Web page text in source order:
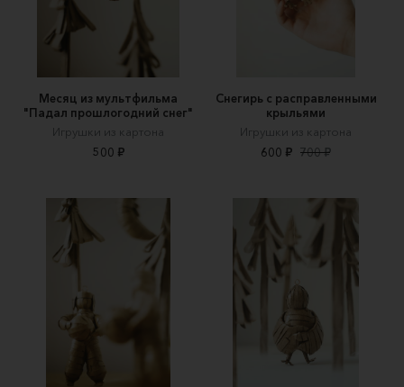
Месяц из мультфильма
"Падал прошлогодний снег"
Игрушки из картона
500 ₽
Снегирь с расправленными
крыльями
Игрушки из картона
600 ₽ 700 ₽